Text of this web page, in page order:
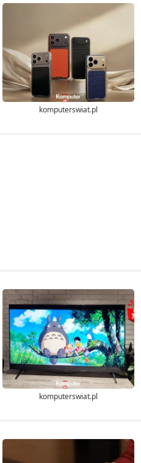
komputerswiat.pl
komputerswiat.pl